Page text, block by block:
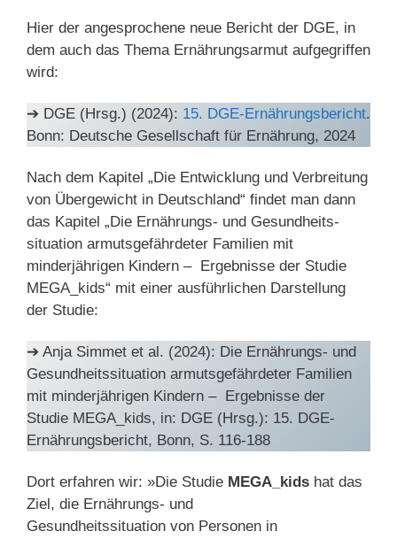
Hier der angesprochene neue Bericht der DGE, in
dem auch das Thema Ernährungsarmut aufgegriffen
wird:
➔ DGE (Hrsg.) (2024): 15. DGE-Ernährungsbericht.
Bonn: Deutsche Gesellschaft für Ernährung, 2024
Nach dem Kapitel „Die Entwicklung und Verbreitung
von Übergewicht in Deutschland“ findet man dann
das Kapitel „Die Ernährungs- und Gesundheits­
situation armutsgefährdeter Familien mit
minderjährigen Kindern – ­ Ergebnisse der Studie
MEGA_kids“ mit einer ausführlichen Darstellung
der Studie:
➔ Anja Simmet et al. (2024): Die Ernährungs- und
Gesundheitssituation armutsgefährdeter Familien
mit minderjährigen Kindern – ­ Ergebnisse der
Studie MEGA_kids, in: DGE (Hrsg.): 15. DGE-
Ernährungsbericht, Bonn, S. 116-188
Dort erfahren wir: »Die Studie MEGA_kids hat das
Ziel, die Ernährungs- und
Gesundheitssituation von Personen in